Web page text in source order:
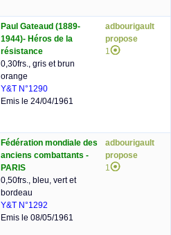
Paul Gateaud (1889-
1944)- Héros de la
résistance
0,30frs., gris et brun
orange
Y&T N°1290
Emis le 24/04/1961
adbourigault
propose
1
Fédération mondiale des
anciens combattants -
PARIS
0,50frs., bleu, vert et
bordeau
Y&T N°1292
Emis le 08/05/1961
adbourigault
propose
1